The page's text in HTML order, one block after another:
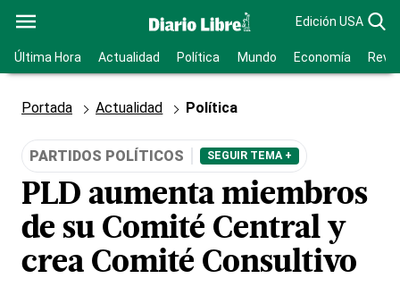
Edición USA
Última Hora Actualidad Política Mundo Economía
Portada Actualidad Política
PARTIDOS POLÍTICOS SEGUIR TEMA +
PLD aumenta miembros
de su Comité Central y
crea Comité Consultivo